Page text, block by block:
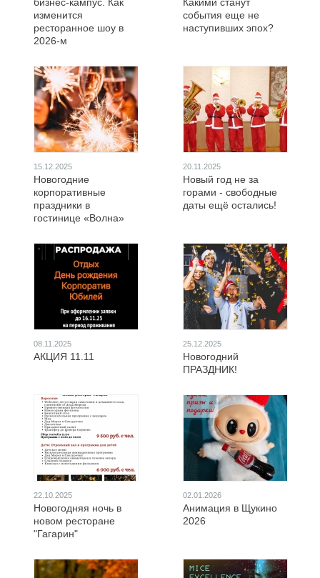
изменится
ресторанное шоу в
2026-м
события еще не
наступивших эпох?
15.12.2025
Новогодние
корпоративные
праздники в
гостинице «Волна»
20.11.2025
Новый год не за
горами - свободные
даты ещё остались!
08.11.2025
АКЦИЯ 11.11
25.12.2025
Новогодний
ПРАЗДНИК!
22.10.2025
Новогодняя ночь в
новом ресторане
"Гагарин"
02.01.2026
Анимация в Щукино
2026